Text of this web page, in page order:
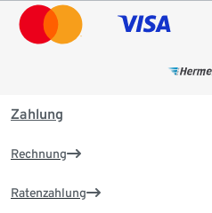
Zahlung
Rechnung
Ratenzahlung